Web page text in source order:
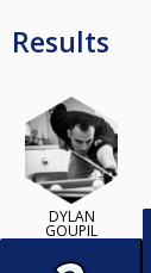
Results
DYLAN
GOUPIL